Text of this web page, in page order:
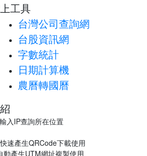
工具
台灣公司查詢網
台股資訊網
字數統計
日期計算機
農曆轉國曆
入IP查詢所在位置
速產生QRCode下載使用
產生UTM網址複製使用